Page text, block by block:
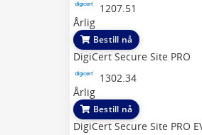
1207.51
Årlig
Bestill nå
DigiCert Secure Site PRO
1302.34
Årlig
Bestill nå
DigiCert Secure Site PRO